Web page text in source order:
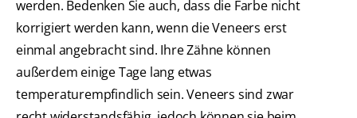
werden. Bedenken Sie auch, dass die Farbe nicht
korrigiert werden kann, wenn die Veneers erst
einmal angebracht sind. Ihre Zähne können
außerdem einige Tage lang etwas
temperaturempfindlich sein. Veneers sind zwar